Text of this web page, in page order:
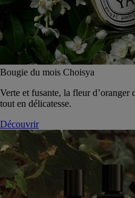
Bougie du mois Choisya
Verte et fusante, la fleur d’oranger
tout en délicatesse.
Découvrir